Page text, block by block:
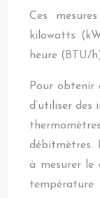
Ces
kilowatts
heure (BTU/
Pour obtenir
d’utiliser des
débitmètres.
à mesurer le